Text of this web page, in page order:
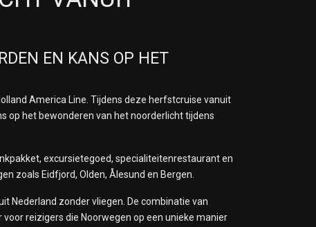
EN KANS OP HET
America Line . Tijdens deze herfstcruise vanuit
op het bewonderen van het noorderlicht tijdens
excursietegoed, specialiteitenrestaurant en
zoals Eidfjord, Olden, Ålesund en Bergen.
Nederland zonder vliegen. De combinatie van
reizigers die Noorwegen op een unieke manier